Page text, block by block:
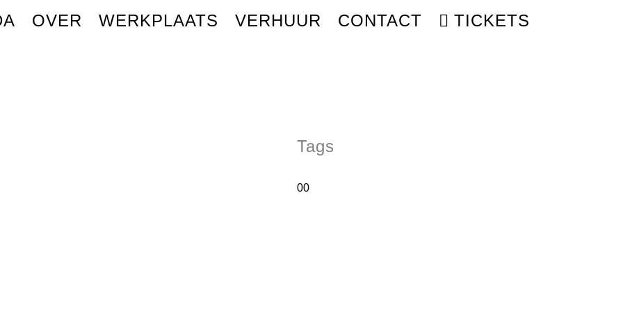
OVER WERKPLAATS VERHUUR CONTACT TICKETS
Tags
00